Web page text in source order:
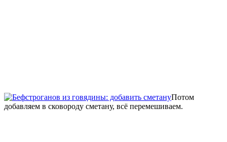
Потом
добавляем в сковороду сметану, всё перемешиваем.